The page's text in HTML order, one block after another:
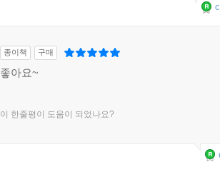
종이책 구매
좋아요~
이 한줄평이 도움이 되었나요?